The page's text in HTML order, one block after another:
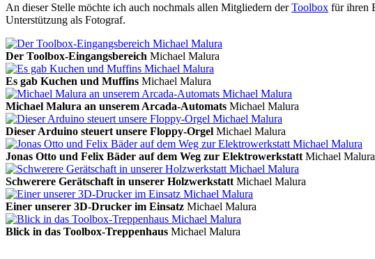
An dieser Stelle möchte ich auch nochmals allen Mitgliedern derToolbox für ihren
Unterstützung als Fotograf.
Der Toolbox-Eingangsbereich Michael Malura
Es gab Kuchen und Muffins Michael Malura
Michael Malura an unserem Arcada-Automats Michael Malura
Dieser Arduino steuert unsere Floppy-Orgel Michael Malura
Jonas Otto und Felix Bäder auf dem Weg zur Elektrowerkstatt Michael Malura
Schwerere Gerätschaft in unserer Holzwerkstatt Michael Malura
Einer unserer 3D-Drucker im Einsatz Michael Malura
Blick in das Toolbox-Treppenhaus Michael Malura